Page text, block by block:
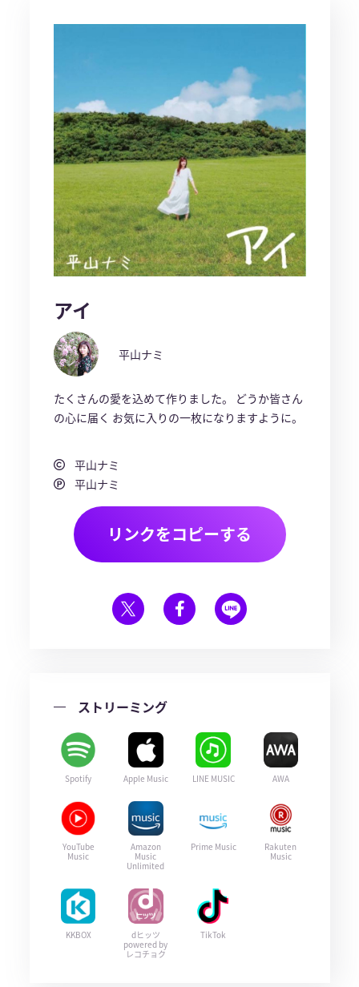
アイ
平山ナミ
たくさんの愛を込めて作りました。 どうか皆さん
の心に届く お気に入りの一枚になりますように。
平山ナミ
平山ナミ
リンクをコピーする
ストリーミング
Spotify Apple Music LINE MUSIC AWA
YouTube
Music
Amazon
Music
Unlimited
Prime Music
Rakuten
Music
KKBOX
dヒッツ
powered by
レコチョク
TikTok